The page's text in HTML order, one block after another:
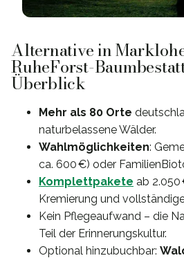
Alternative in
RuheForst-
Überblick
Mehr als 80 Orte
naturbelassene Wälder.
Wahlmöglichkeiten:
ca. 600 €) oder
Komplettpakete ab 2.050
Kremierung und
Kein Pflegeaufwand – die
Teil der Erinnerungskultur.
Optional hinzubuchbar: